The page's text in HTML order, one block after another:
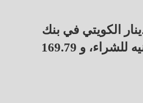
الكويتي في بنك
مصر 166.59 جنيه للشراء، و 169.79